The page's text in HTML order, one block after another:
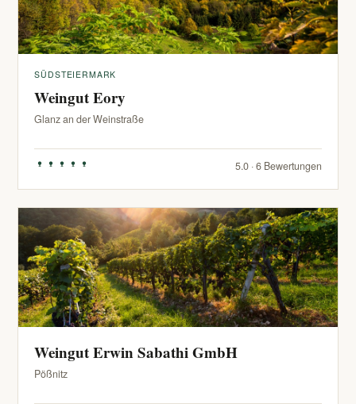
SÜDSTEIERMARK
Weingut Eory
Glanz an der Weinstraße
5.0 · 6 Bewertungen
Weingut Erwin Sabathi GmbH
Pößnitz